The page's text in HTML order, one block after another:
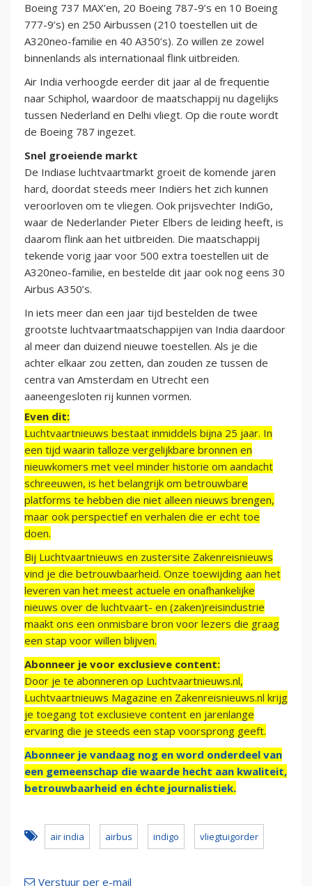
Boeing 737 MAX’en, 20 Boeing 787-9’s en 10 Boeing
777-9’s) en 250 Airbussen (210 toestellen uit de
A320neo-familie en 40 A350’s). Zo willen ze zowel
binnenlands als internationaal flink uitbreiden.
Air India verhoogde eerder dit jaar al de frequentie
naar Schiphol, waardoor de maatschappij nu dagelijks
tussen Nederland en Delhi vliegt. Op die route wordt
de Boeing 787 ingezet.
Snel groeiende markt
De Indiase luchtvaartmarkt groeit de komende jaren
hard, doordat steeds meer Indiërs het zich kunnen
veroorloven om te vliegen. Ook prijsvechter IndiGo,
waar de Nederlander Pieter Elbers de leiding heeft, is
daarom flink aan het uitbreiden. Die maatschappij
tekende vorig jaar voor 500 extra toestellen uit de
A320neo-familie, en bestelde dit jaar ook nog eens 30
Airbus A350’s.
In iets meer dan een jaar tijd bestelden de twee
grootste luchtvaartmaatschappijen van India daardoor
al meer dan duizend nieuwe toestellen. Als je die
achter elkaar zou zetten, dan zouden ze tussen de
centra van Amsterdam en Utrecht een
aaneengesloten rij kunnen vormen.
Even dit:
Luchtvaartnieuws bestaat inmiddels bijna 25 jaar. In
een tijd waarin talloze vergelijkbare bronnen en
nieuwkomers met veel minder historie om aandacht
schreeuwen, is het belangrijk om betrouwbare
platforms te hebben die niet alleen nieuws brengen,
maar ook perspectief en verhalen die er echt toe
doen.
Bij Luchtvaartnieuws en zustersite Zakenreisnieuws
vind je die betrouwbaarheid. Onze toewijding aan het
leveren van het meest actuele en onafhankelijke
nieuws over de luchtvaart- en (zaken)reisindustrie
maakt ons een onmisbare bron voor lezers die graag
een stap voor willen blijven.
Abonneer je voor exclusieve content:
Door je te abonneren op Luchtvaartnieuws.nl,
Luchtvaartnieuws Magazine en Zakenreisnieuws.nl krijg
je toegang tot exclusieve content en jarenlange
ervaring die je steeds een stap voorsprong geeft.
Abonneer je vandaag nog en word onderdeel van
een gemeenschap die waarde hecht aan kwaliteit,
betrouwbaarheid en échte journalistiek.
air india airbus indigo vliegtuigorder
Verstuur per e-mail